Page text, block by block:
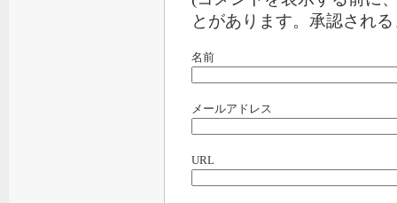
とがあります。承認され
名前
メールアドレス
URL